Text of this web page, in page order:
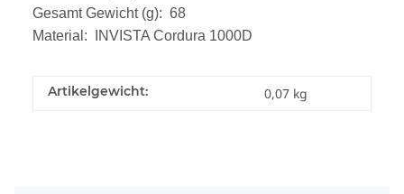
Gesamt Gewicht (g): 68
Material: INVISTA Cordura 1000D
Artikelgewicht: 0,07 kg